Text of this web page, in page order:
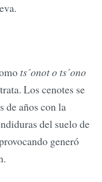
ts´onot o ts´ono
Los cenotes se
de años con la
del suelo de
generó